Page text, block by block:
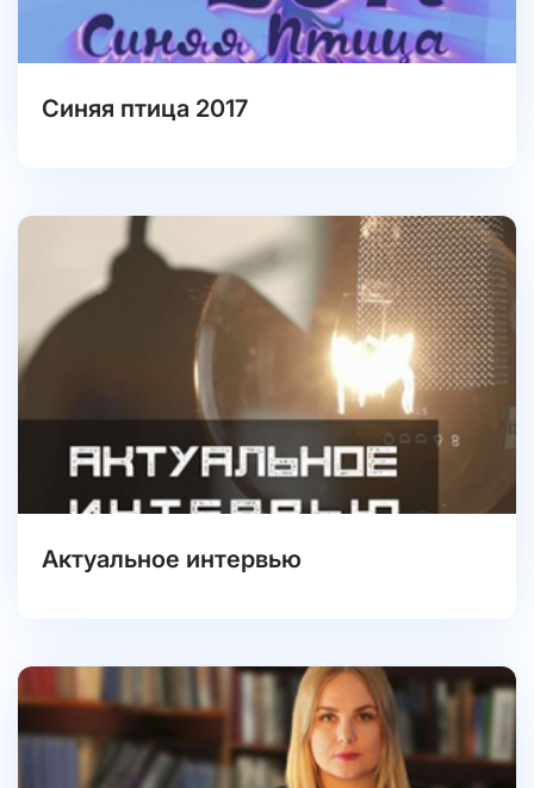
Синяя птица 2017
Актуальное интервью